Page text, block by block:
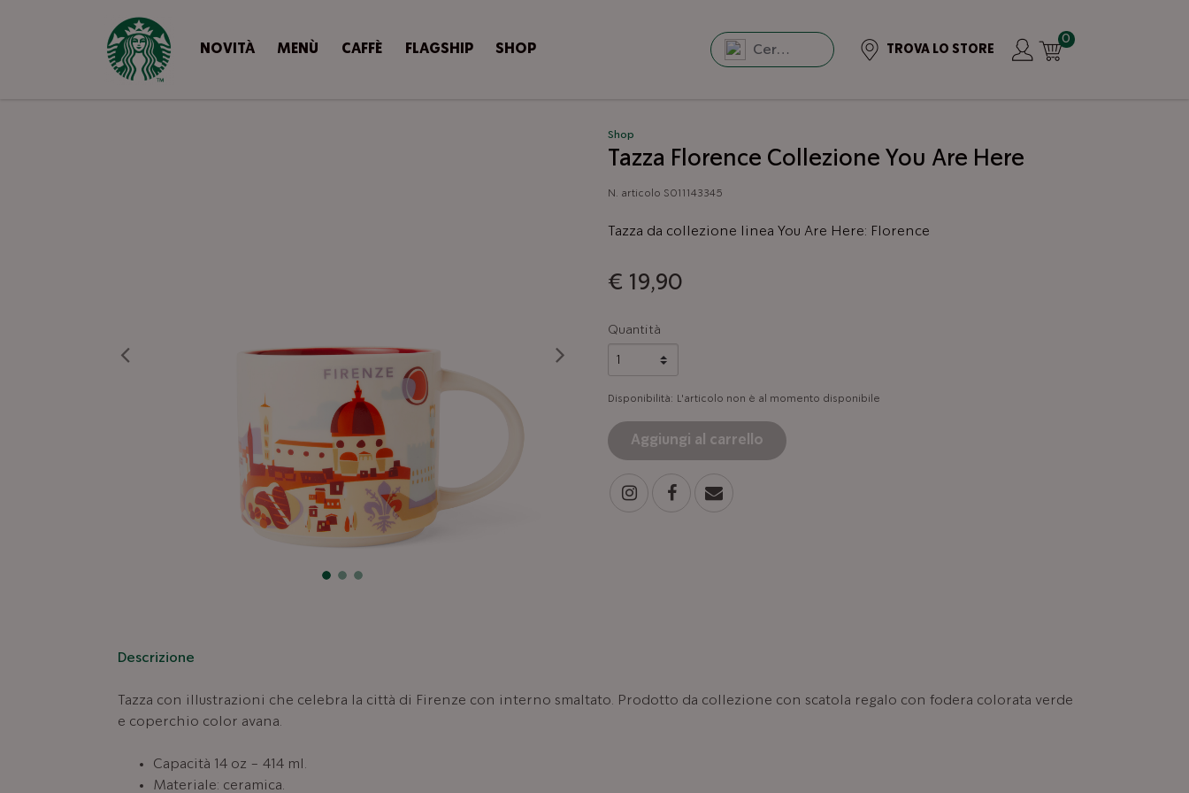
NOVITÀ MENÙ CAFFÈ FLAGSHIP SHOP TROVA LO STORE
0
Precedente Successivo
Shop
Tazza Florence Collezione You Are Here
N. articolo S011143345
Tazza da collezione linea You Are Here: Florence
€ 19,90
Quantità
Disponibilità: L'articolo non è al momento disponibile
Aggiungi al carrello
Descrizione
Tazza con illustrazioni che celebra la città di Firenze con interno smaltato. Prodotto da collezione con scatola regalo con fodera colorata verde
e coperchio color avana.
Capacità 14 oz - 414 ml.
Materiale: ceramica.